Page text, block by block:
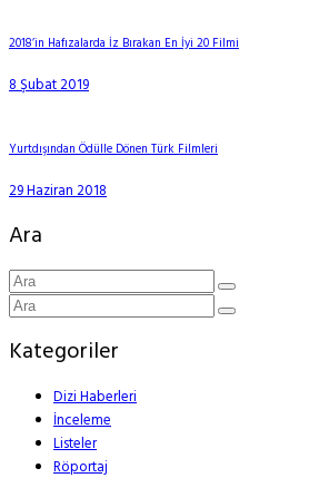
2018’in Hafızalarda İz Bırakan En İyi 20 Filmi
8 Şubat 2019
Yurtdışından Ödülle Dönen Türk Filmleri
29 Haziran 2018
Ara
Kategoriler
Dizi Haberleri
İnceleme
Listeler
Röportaj